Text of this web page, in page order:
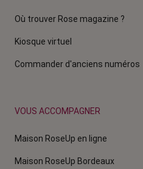
Où trouver Rose magazine ?
Kiosque virtuel
Commander d'anciens numéros
VOUS ACCOMPAGNER
Maison RoseUp en ligne
Maison RoseUp Bordeaux